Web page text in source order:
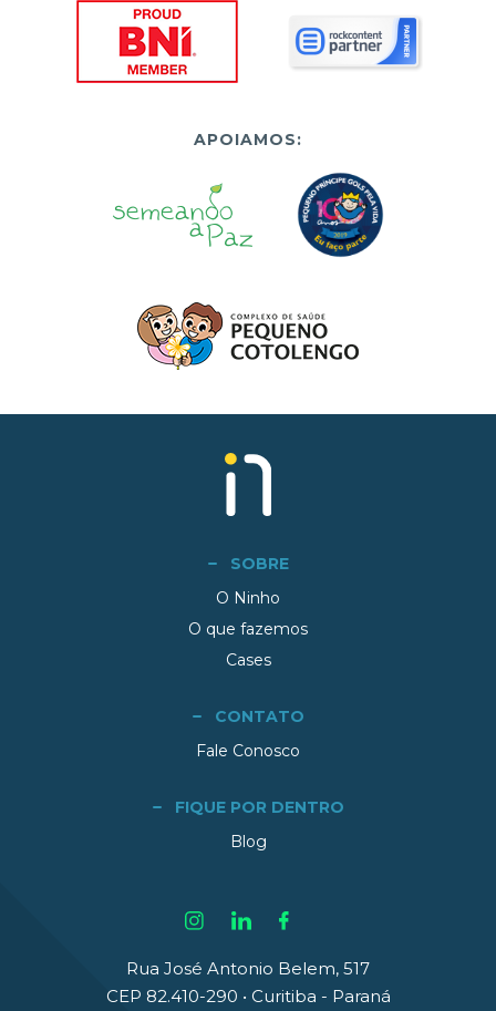
APOIAMOS:
SOBRE
O Ninho
O que fazemos
Cases
CONTATO
Fale Conosco
FIQUE POR DENTRO
Blog
Rua José Antonio Belem, 517
CEP 82.410-290 • Curitiba - Paraná